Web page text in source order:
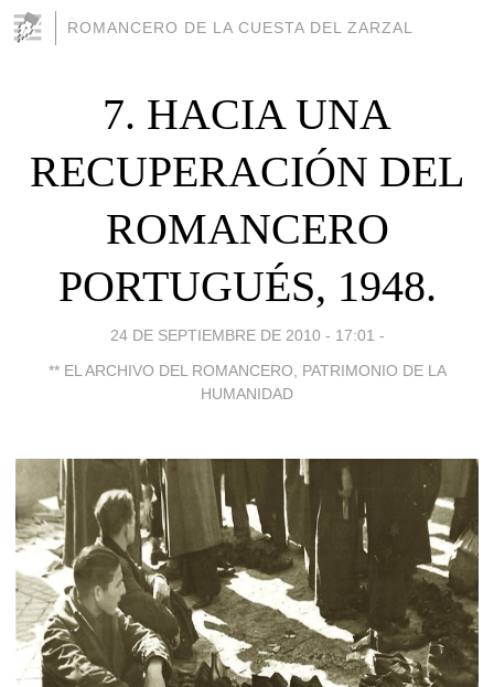
ROMANCERO DE LA CUESTA DEL ZARZAL
7. HACIA UNA
RECUPERACIÓN DEL
ROMANCERO
PORTUGUÉS, 1948.
24 DE SEPTIEMBRE DE 2010 - 17:01 -
** EL ARCHIVO DEL ROMANCERO, PATRIMONIO DE LA
HUMANIDAD